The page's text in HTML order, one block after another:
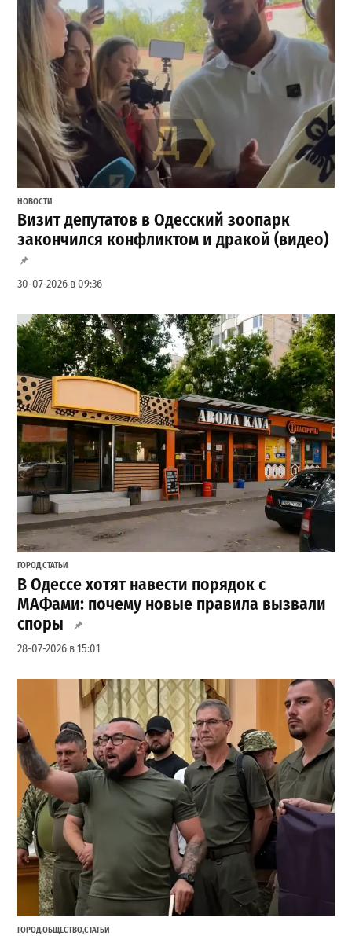
НОВОСТИ
Визит депутатов в Одесский зоопарк
закончился конфликтом и дракой (видео)
30-07-2026 в 09:36
ГОРОД,СТАТЬИ
В Одессе хотят навести порядок с
МАФами: почему новые правила вызвали
споры
28-07-2026 в 15:01
ГОРОД,ОБЩЕСТВО,СТАТЬИ